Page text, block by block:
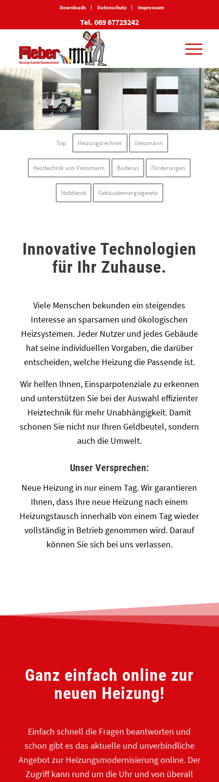
Downloads Datenschutz Impressum
Tel. 069 67725242
Top Heizungsrechner Viessmann
Heiztechnik von Viessmann Buderus Förderungen
Notdienst Gebäudeenergiegesetz
Innovative Technologien
für Ihr Zuhause.
Viele Menschen bekunden ein steigendes
Interesse an sparsamen und ökologischen
Heizsystemen. Jeder Nutzer und jedes Gebäude
hat seine individuellen Vorgaben, die darüber
entscheiden, welche Heizung die Passende ist.
Wir helfen Ihnen, Einsparpotenziale zu erkennen
und unterstützen Sie bei der Auswahl effizienter
Heiztechnik für mehr Unabhängigkeit. Damit
schonen Sie nicht nur Ihren Geldbeutel, sondern
auch die Umwelt.
Unser Versprechen:
Neue Heizung in nur einem Tag. Wir garantieren
Ihnen, dass Ihre neue Heizung nach einem
Heizungstausch innerhalb von einem Tag wieder
vollständig in Betrieb genommen wird. Darauf
können Sie sich bei uns verlassen.
Ganz einfach online zur
neuen Heizung!
Einfach schnell die Fragen beantworten und
schon gibt es das aktuelle und unverbindliche
Angebot zur Heizungsmodernisierung online. Der
Zugriff kann rund um die Uhr und von überall